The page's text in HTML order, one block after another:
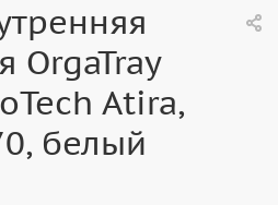
OrgaTray
Atira,
белый